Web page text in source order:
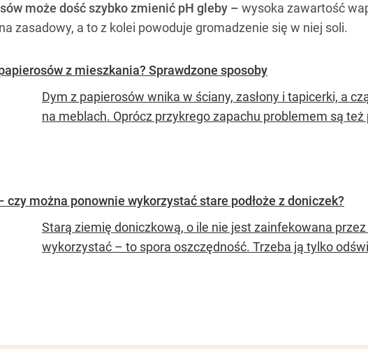
może dość szybko zmienić pH gleby – wysoka zawartość
zasadowy, a to z kolei powoduje gromadzenie się w niej soli.
z mieszkania? Sprawdzone sposoby
Dym z papierosów wnika w ściany, zasłony i tapicerki, a
na meblach. Oprócz przykrego zapachu problemem są
można ponownie wykorzystać stare podłoże z doniczek?
Starą ziemię doniczkową, o ile nie jest zainfekowana
wykorzystać – to spora oszczędność. Trzeba ją tylko